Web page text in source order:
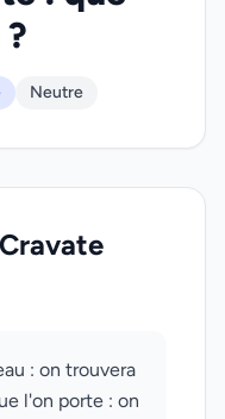
Neutre
: on trouvera
l'on porte : on